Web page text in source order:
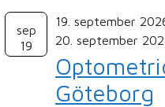
sep
19
19. september
20. september
Göteborg